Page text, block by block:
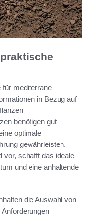
für mediterrane
in Bezug auf
benötigen gut
optimale
gewährleisten.
vor, schafft das ideale
und eine anhaltende
die Auswahl von